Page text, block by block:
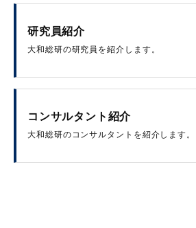
研究員紹介
大和総研の研究員を紹介します。
コンサルタント紹介
大和総研のコンサルタントを紹介します。